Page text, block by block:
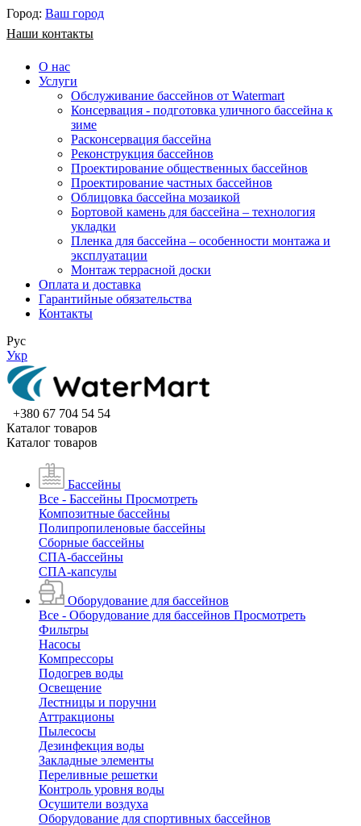
Город: Ваш город
Наши контакты
О нас
Услуги
Обслуживание бассейнов от Watermart
Консервация - подготовка уличного бассейна к
зиме
Расконсервация бассейна
Реконструкция бассейнов
Проектирование общественных бассейнов
Проектирование частных бассейнов
​Облицовка бассейна мозаикой
Бортовой камень для бассейна – технология
укладки
Пленка для бассейна – особенности монтажа и
эксплуатации
Монтаж террасной доски
Оплата и доставка
Гарантийные обязательства
Контакты
Рус
Укр
+380 67 704 54 54
Каталог товаров
Каталог товаров
Бассейны
Все - Бассейны Просмотреть
Композитные бассейны
Полипропиленовые бассейны
Сборные бассейны
СПА-бассейны
СПА-капсулы
Оборудование для бассейнов
Все - Оборудование для бассейнов Просмотреть
Фильтры
Насосы
Компрессоры
Подогрев воды
Освещение
Лестницы и поручни
Аттракционы
Пылесосы
Дезинфекция воды
Закладные элементы
Переливные решетки
Контроль уровня воды
Осушители воздуха
Оборудование для спортивных бассейнов